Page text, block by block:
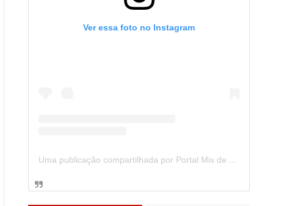
Ver essa foto no Instagram
Uma publicação compartilhada por Portal Mix de Notícias (@portalmixdenoticias)